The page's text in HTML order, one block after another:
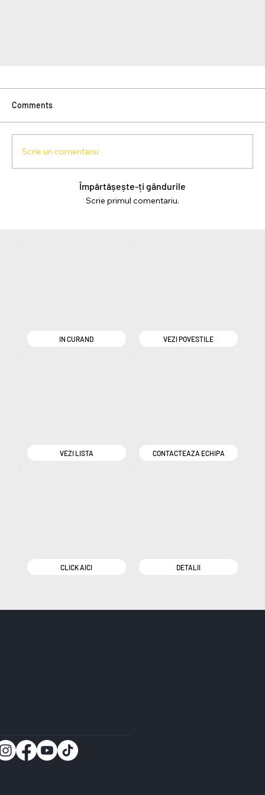
Comments
Scrie un comentariu
Împărtășește-ți gândurile
Scrie primul comentariu.
IN CURAND VEZI POVESTILE
VEZI LISTA CONTACTEAZA ECHIPA
CLICK AICI DETALII